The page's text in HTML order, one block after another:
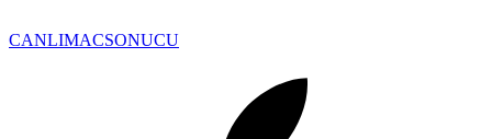
CANLIMACSONUCU